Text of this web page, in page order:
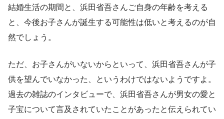
結婚生活の期間と、浜田省吾さんご自身の年齢を考える
と、今後お子さんが誕生する可能性は低いと考えるのが自
然でしょう。
ただ、お子さんがいないからといって、浜田省吾さんが子
供を望んでいなかった、というわけではないようですよ。
過去の雑誌のインタビューで、浜田省吾さんが男女の愛と
子宝について言及されていたことがあったと伝えられてい